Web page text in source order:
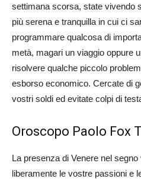
settimana scorsa, state vivendo
più serena e tranquilla in cui ci
programmare qualcosa di
metà, magari un viaggio oppure
risolvere qualche piccolo
esborso economico. Cercate di
vostri soldi ed evitate colpi di
Oroscopo Paolo Fox
La presenza di Venere nel
liberamente le vostre passioni e